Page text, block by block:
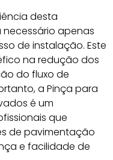
desta
apenas
de instalação. Este
na redução dos
do fluxo de
a Pinça para
é um
que
de pavimentação
e facilidade de